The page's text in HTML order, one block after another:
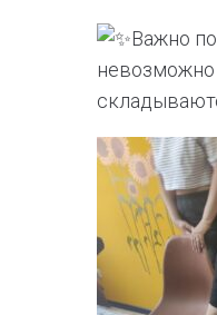
Важно
невозможно